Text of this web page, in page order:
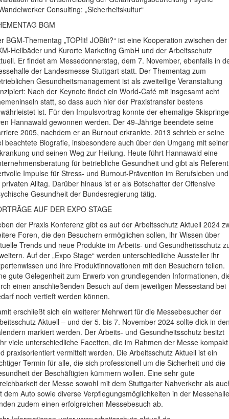
Consulting: „Sicherheitskultur“
BGM
BGM-Thementag „TOPfit! JOBfit?“ ist eine Kooperation zwischen der
Heilbäder und Kurorte Marketing GmbH und der Arbeitsschutz
Er findet am Messedonnerstag, dem 7. November, ebenfalls in
der Landesmesse Stuttgart statt. Der Thementag zum
Gesundheitsmanagement ist als zweiteilige Veranstaltung
Nach der Keynote findet ein World-Café mit insgesamt acht
statt, so dass auch hier der Praxistransfer bestens
ist. Für den Impulsvortrag konnte der ehemalige
Hannawald gewonnen werden. Der 49-Jährige beendete seine
2005, nachdem er an Burnout erkrankte. 2013 schrieb er seine
beachtete Biografie, insbesondere auch über den Umgang mit seiner
und seinen Weg zur Heilung. Heute führt Hannawald eine
für betriebliche Gesundheit und gibt als Referent
Impulse für Stress- und Burnout-Prävention im Berufsleben und
privaten Alltag. Darüber hinaus ist er als Botschafter der Offensive
Gesundheit der Bundesregierung tätig.
AUF DER EXPO STAGE
der Praxis Konferenz gibt es auf der Arbeitsschutz Aktuell 2024
Foren, die den Besuchern ermöglichen sollen, ihr Wissen über
Trends und neue Produkte im Arbeits- und Gesundheitsschutz
Auf der „Expo Stage“ werden unterschiedliche Aussteller ihr
und ihre Produktinnovationen mit den Besuchern teilen.
gute Gelegenheit zum Erwerb von grundlegenden Informationen,
einen anschließenden Besuch auf dem jeweiligen Messestand bei
noch vertieft werden können.
erschließt sich ein weiterer Mehrwert für die Messebesucher der
Aktuell – und der 5. bis 7. November 2024 sollte dick in
markiert werden. Der Arbeits- und Gesundheitsschutz besitzt
viele unterschiedliche Facetten, die im Rahmen der Messe kompakt
praxisorientiert vermittelt werden. Die Arbeitsschutz Aktuell ist ein
Termin für alle, die sich professionell um die Sicherheit und die
der Beschäftigten kümmern wollen. Eine sehr gute
der Messe sowohl mit dem Stuttgarter Nahverkehr als
dem Auto sowie diverse Verpflegungsmöglichkeiten in der Messehalle
zudem einen erfolgreichen Messebesuch ab.